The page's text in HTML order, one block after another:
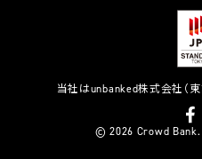
当社はunbanked株式会社（東
© 2026 Crowd